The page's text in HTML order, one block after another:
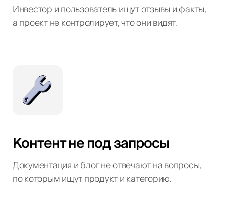
Инвестор и пользователь ищут отзывы и факты,
а проект не контролирует, что они видят.
Контент не под запросы
Документация и блог не отвечают на вопросы,
по которым ищут продукт и категорию.